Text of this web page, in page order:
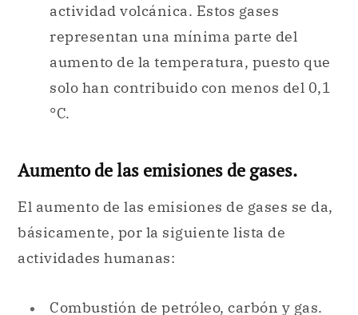
actividad volcánica. Estos gases
representan una mínima parte del
aumento de la temperatura, puesto que
solo han contribuido con menos del 0,1
°C.
Aumento de las emisiones de gases.
El aumento de las emisiones de gases se da,
básicamente, por la siguiente lista de
actividades humanas:
Combustión de petróleo, carbón y gas.